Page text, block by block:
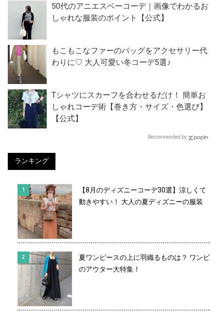
50代のアニエスベーコーデ｜画像でわかるお
しゃれな服装のポイント【公式】
もこもこなファーのバッグをアクセサリー代
わりに♡ 大人可愛い冬コーデ5選♪
Tシャツにスカーフを合わせるだけ！ 簡単お
しゃれコーデ術【巻き方・サイズ・色選び】
【公式】
Recommended by
ランキング
【8月のディズニーコーデ30選】涼しくて
動きやすい！ 大人の夏ディズニーの服装
夏ワンピースの上に羽織るものは？ ワンピ
のアウター大特集！